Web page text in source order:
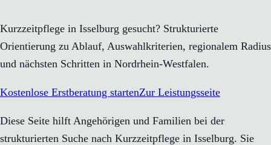
Kurzzeitpflege in Isselburg gesucht? Strukturierte
Orientierung zu Ablauf, Auswahlkriterien, regionalem Radius
und nächsten Schritten in Nordrhein-Westfalen.
Kostenlose Erstberatung startenZur Leistungsseite
Diese Seite hilft Angehörigen und Familien bei der
strukturierten Suche nach Kurzzeitpflege in Isselburg. Sie